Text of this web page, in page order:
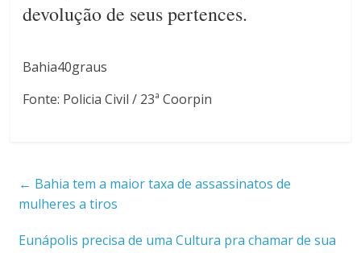
devolução de seus pertences.
Bahia40graus
Fonte: Policia Civil / 23ª Coorpin
← Bahia tem a maior taxa de assassinatos de
mulheres a tiros
Eunápolis precisa de uma Cultura pra chamar de sua